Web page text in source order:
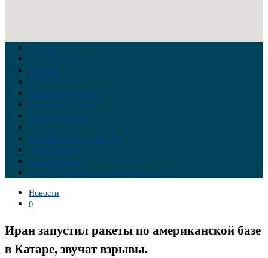
Главная
Война на Украине
Новости
Аналитика
Тайны Геополитики
Российские элиты
Теория заговора
Украина
Новый Мировой Порядок
Тайны истории
Обратная связь
Правила комментирования материалов
Новости
0
Иран запустил ракеты по американской базе
в Катаре, звучат взрывы.